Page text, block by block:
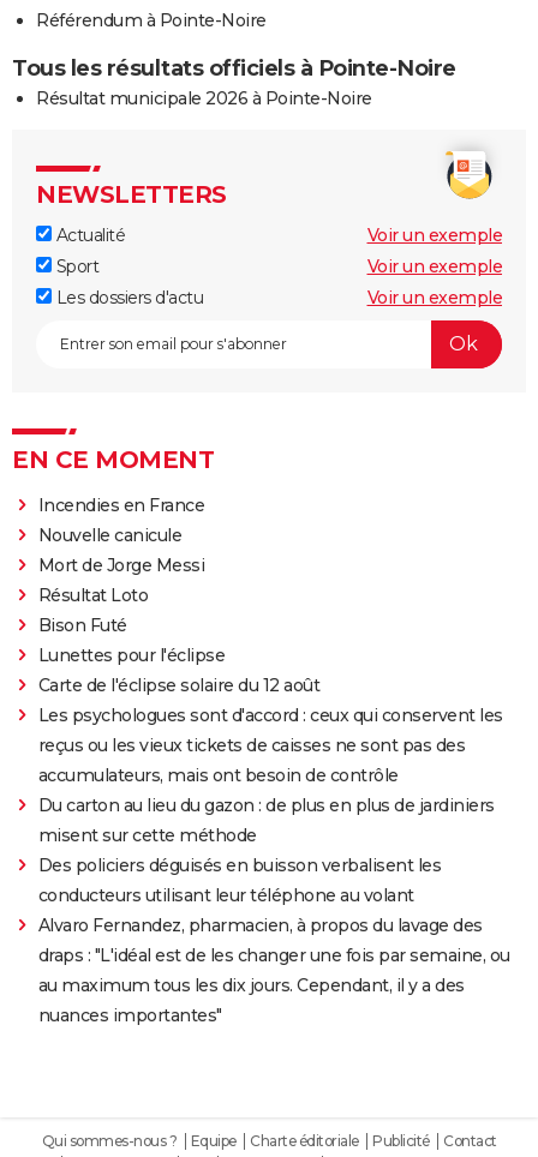
Référendum à Pointe-Noire
Tous les résultats officiels à Pointe-Noire
Résultat municipale 2026 à Pointe-Noire
NEWSLETTERS
Actualité
Voir un exemple
Sport
Voir un exemple
Les dossiers d'actu
Voir un exemple
EN CE MOMENT
Incendies en France
Nouvelle canicule
Mort de Jorge Messi
Résultat Loto
Bison Futé
Lunettes pour l'éclipse
Carte de l'éclipse solaire du 12 août
Les psychologues sont d'accord : ceux qui conservent les
reçus ou les vieux tickets de caisses ne sont pas des
accumulateurs, mais ont besoin de contrôle
Du carton au lieu du gazon : de plus en plus de jardiniers
misent sur cette méthode
Des policiers déguisés en buisson verbalisent les
conducteurs utilisant leur téléphone au volant
Alvaro Fernandez, pharmacien, à propos du lavage des
draps : "L'idéal est de les changer une fois par semaine, ou
au maximum tous les dix jours. Cependant, il y a des
nuances importantes"
Qui sommes-nous ? Equipe Charte éditoriale Publicité
Contact